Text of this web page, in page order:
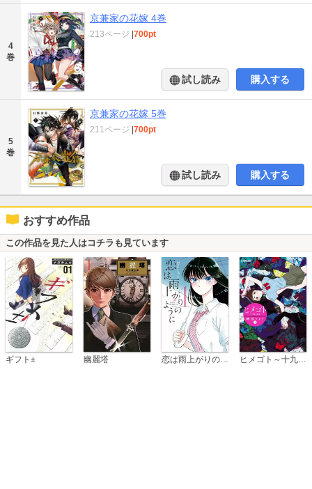
4
巻
京兼家の花嫁 4巻
213ページ |700pt
試し読み 購入する
5
巻
京兼家の花嫁 5巻
211ページ |700pt
試し読み 購入する
おすすめ作品
この作品を見た人はコチラも見ています
ギフト± 幽麗塔 ヒメゴト～十九歳の制服～